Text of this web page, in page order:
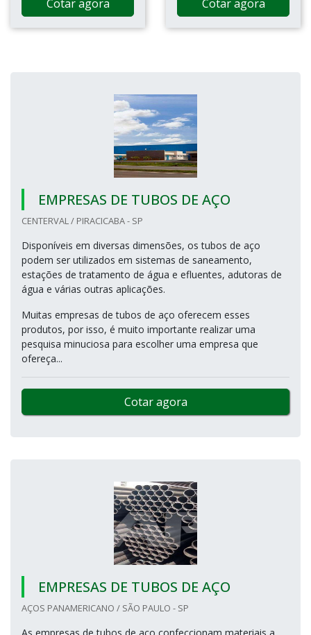
Cotar agora Cotar agora
EMPRESAS DE TUBOS DE AÇO
CENTERVAL / PIRACICABA - SP
Disponíveis em diversas dimensões, os tubos de aço
podem ser utilizados em sistemas de saneamento,
estações de tratamento de água e efluentes, adutoras de
água e várias outras aplicações.
Muitas empresas de tubos de aço oferecem esses
produtos, por isso, é muito importante realizar uma
pesquisa minuciosa para escolher uma empresa que
ofereça...
Cotar agora
EMPRESAS DE TUBOS DE AÇO
AÇOS PANAMERICANO / SÃO PAULO - SP